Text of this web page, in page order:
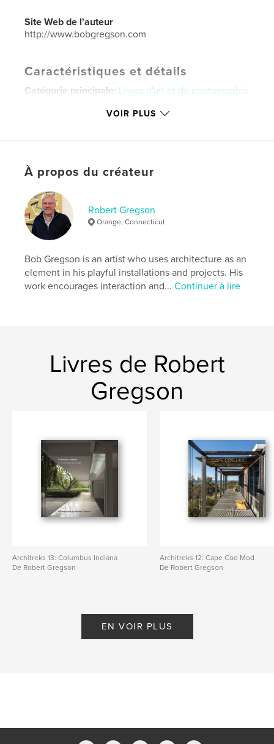
Site Web de l'auteur
http://www.bobgregson.com
Caractéristiques et détails
Catégorie principale: Livres d'art et de photographie
Catégories supplémentaires Architecture
Date de publication:juil 28, 2012
Langue
Mots-clés
Art architecture , design
VOIR PLUS
À propos du créateur
Robert Gregson
Orange, Connecticut
Bob Gregson is an artist who uses architecture as an
element in his playful installations and projects. His
work encourages interaction and...Continuer à lire
Livres de Robert
Gregson
Architreks 13: Columbus Indiana
De Robert Gregson
Architreks 12: Cape Cod Mod
De Robert Gregson
EN VOIR PLUS